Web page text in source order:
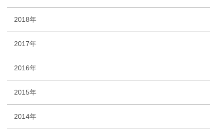
2018年
2017年
2016年
2015年
2014年